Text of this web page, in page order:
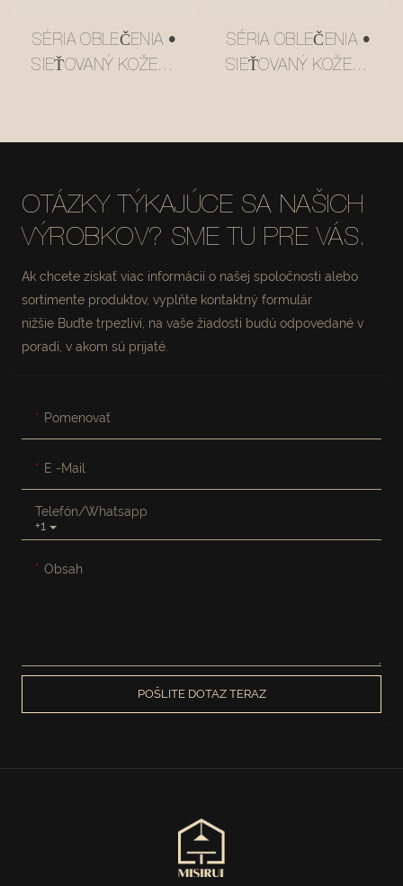
SÉRIA OBLEČENIA •
SIEŤOVANÝ KOŽENÝ
SÉRIA OBLEČENIA •
SIEŤOVANÝ KOŽENÝ
OTÁZKY TÝKAJÚCE SA NAŠICH
VÝROBKOV? SME TU PRE VÁS.
Ak chcete získať viac informácií o našej spoločnosti alebo
sortimente produktov, vyplňte kontaktný formulár
nižšie Buďte trpezliví, na vaše žiadosti budú odpovedané v
poradí, v akom sú prijaté.
Pomenovať
E -mail
+1
Telefón/whatsapp
Obsah
POŠLITE DOTAZ TERAZ